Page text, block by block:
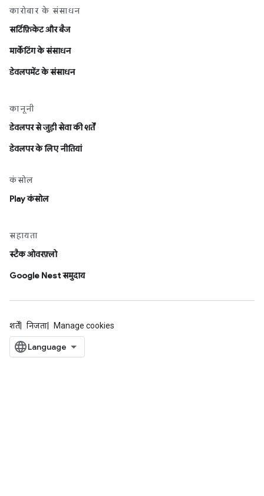
कारोबार के संसाधन
सर्टिफ़िकेट और बैज
मार्केटिंग के संसाधन
डेवलपमेंट के संसाधन
कानूनी
डेवलपर से जुड़ी सेवा की शर्तें
डेवलपर के लिए नीतियां
कंसोल
Play कंसोल
सहायता
स्टैक ओवरफ़्लो
Google Nest समुदाय
शर्तें निजता Manage cookies